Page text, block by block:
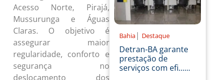
Acesso Norte, Pirajá,
Mussurunga e Águas
Claras. O objetivo é
assegurar maior
regularidade, conforto e
segurança no
deslocamento dos
Bahia | Destaque
Detran-BA garante
prestação de
serviços com efi......